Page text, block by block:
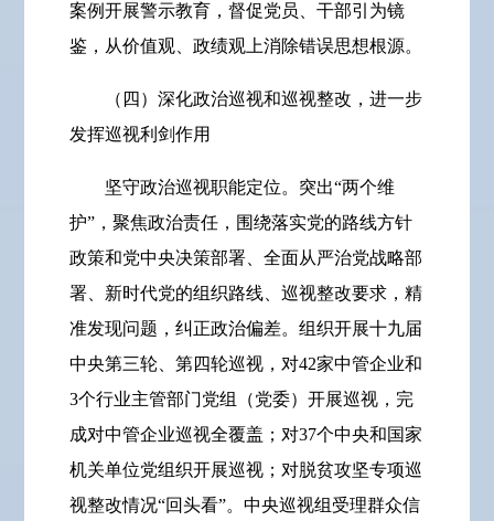
案例开展警示教育，督促党员、干部引为镜
鉴，从价值观、政绩观上消除错误思想根源。
（四）深化政治巡视和巡视整改，进一步
发挥巡视利剑作用
坚守政治巡视职能定位。突出“两个维
护”，聚焦政治责任，围绕落实党的路线方针
政策和党中央决策部署、全面从严治党战略部
署、新时代党的组织路线、巡视整改要求，精
准发现问题，纠正政治偏差。组织开展十九届
中央第三轮、第四轮巡视，对42家中管企业和
3个行业主管部门党组（党委）开展巡视，完
成对中管企业巡视全覆盖；对37个中央和国家
机关单位党组织开展巡视；对脱贫攻坚专项巡
视整改情况“回头看”。中央巡视组受理群众信